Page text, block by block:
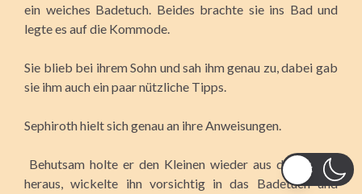
ein weiches Badetuch. Beides brachte sie ins Bad und
legte es auf die Kommode.
Sie blieb bei ihrem Sohn und sah ihm genau zu, dabei gab
sie ihm auch ein paar nützliche Tipps.
Sephiroth hielt sich genau an ihre Anweisungen.
Behutsam holte er den Kleinen wieder aus der Wanne
heraus, wickelte ihn vorsichtig in das Badetuch und